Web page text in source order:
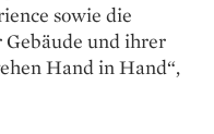
sowie die
und ihrer
Hand in Hand“,